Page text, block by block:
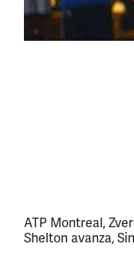
ATP Montreal,
Shelton avanza,